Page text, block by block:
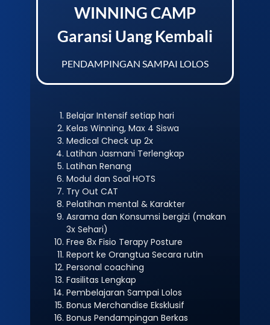
WINNING CAMP
Garansi Uang Kembali
PENDAMPINGAN SAMPAI LOLOS
Belajar Intensif setiap hari
Kelas Winning, Max 4 Siswa
Medical Check up 2x
Latihan Jasmani Terlengkap
Latihan Renang
Modul dan Soal HOTS
Try Out CAT
Pelatihan mental & Karakter
Asrama dan Konsumsi bergizi (makan
3x Sehari)
Free 8x Fisio Terapy Posture
Report ke Orangtua Secara rutin
Personal coaching
Fasilitas Lengkap
Pembelajaran Sampai Lolos
Bonus Merchandise Eksklusif
Bonus Pendampingan Berkas